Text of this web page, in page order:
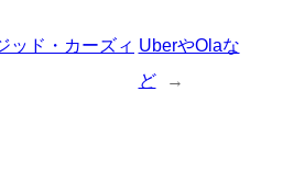
ッド・カーズィ UberやOlaな
ど
→